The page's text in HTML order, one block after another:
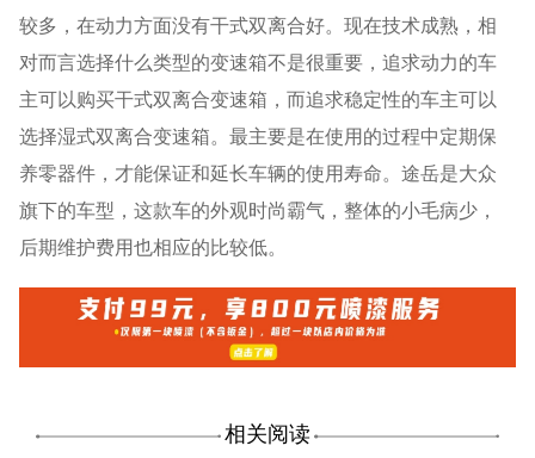
较多，在动力方面没有干式双离合好。现在技术成熟，相
对而言选择什么类型的变速箱不是很重要，追求动力的车
主可以购买干式双离合变速箱，而追求稳定性的车主可以
选择湿式双离合变速箱。最主要是在使用的过程中定期保
养零器件，才能保证和延长车辆的使用寿命。途岳是大众
旗下的车型，这款车的外观时尚霸气，整体的小毛病少，
后期维护费用也相应的比较低。
相关阅读